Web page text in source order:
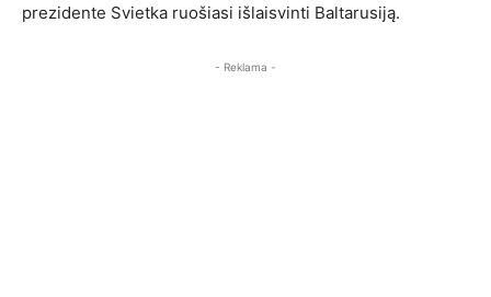
prezidente Svietka ruošiasi išlaisvinti Baltarusiją.
- Reklama -